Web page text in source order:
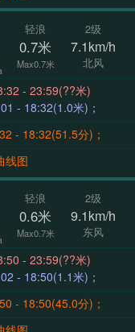
轻浪
0.7米
Max0.7米
2级
7.1km/h
北风
18:32 - 23:59(??米)
13:01 - 18:32(1.0米)；
- 18:32(51.5分)；
线图
轻浪
0.6米
Max0.7米
2级
9.1km/h
东风
18:50 - 23:59(??米)
14:02 - 18:50(1.1米)；
- 18:50(45.0分)；